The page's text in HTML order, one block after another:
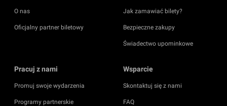
O nas
Oficjalny partner biletowy
Jak zamawiać bilety?
Bezpieczne zakupy
Świadectwo upominkowe
Pracuj z nami
Promuj swoje wydarzenia
Programy partnerskie
Wsparcie
Skontaktuj się z nami
FAQ